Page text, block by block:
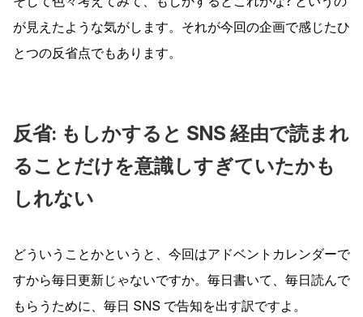
が見えたような気がします。それが今回の企画で感じたひ
とつの反省点でもあります。
反省: もしかすると SNS 経由で読まれ
ることだけを意識しすぎていたかも
しれない
どういうことかというと、今回はアドベントカレンダーで
すから毎日更新じゃないですか。毎日書いて、毎日読んで
もらうために、毎日 SNS で告知を出す訳ですよ。